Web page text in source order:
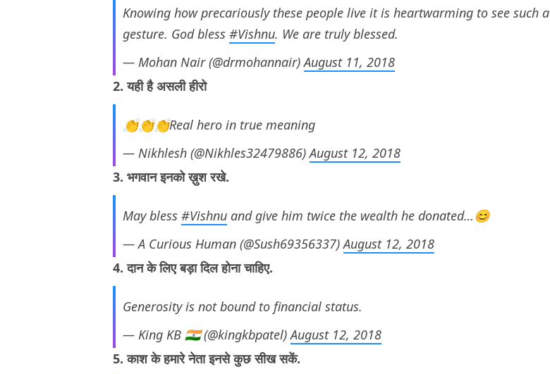
Knowing how precariously these people live it is heartwarming to see such a
gesture. God bless #Vishnu. We are truly blessed.
— Mohan Nair (@drmohannair)August 11, 2018
2. यही है असली हीरो
👏👏👏Real hero in true meaning
— Nikhlesh (@Nikhles32479886)August 12, 2018
3. भगवान इनको ख़ुश रखे.
May bless #Vishnu and give him twice the wealth he donated…😊
— A Curious Human (@Sush69356337)August 12, 2018
4. दान के लिए बड़ा दिल होना चाहिए.
Generosity is not bound to financial status.
— King KB 🇮🇳 (@kingkbpatel)August 12, 2018
5. काश के हमारे नेता इनसे कुछ सीख सकें.